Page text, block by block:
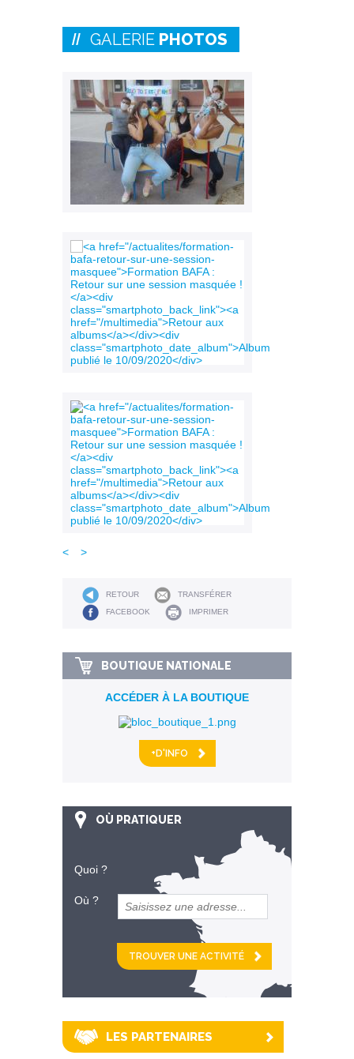
GALERIE PHOTOS
< >
RETOUR
TRANSFÉRER
FACEBOOK
IMPRIMER
BOUTIQUE NATIONALE
ACCÉDER À LA BOUTIQUE
+D'INFO
OÙ PRATIQUER
Quoi ?
Où ?
et
km alentour
LES PARTENAIRES